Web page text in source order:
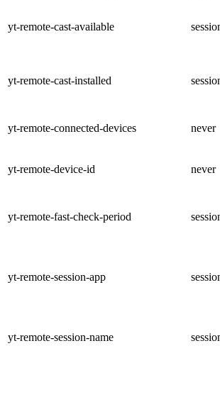
yt-remote-cast-available
yt-remote-cast-installed
yt-remote-connected-devices never
yt-remote-device-id never
yt-remote-fast-check-period
yt-remote-session-app
yt-remote-session-name